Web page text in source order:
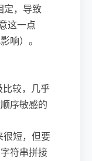
定，导致
这一点
响）。
较，几乎
序敏感的
短，但要
符串拼接